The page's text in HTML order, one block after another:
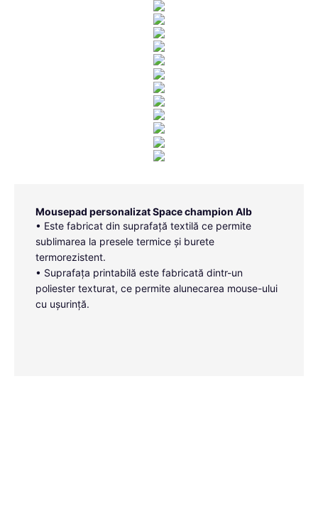
Mousepad personalizat Space champion Alb
• Este fabricat din suprafață textilă ce permite
sublimarea la presele termice și burete
termorezistent.
• Suprafața printabilă este fabricată dintr-un
poliester texturat, ce permite alunecarea mouse-ului
cu ușurință.